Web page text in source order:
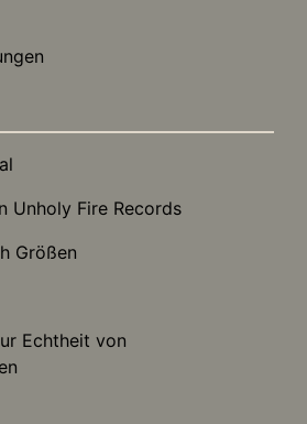
Unholy Fire Records
Größen
Echtheit von